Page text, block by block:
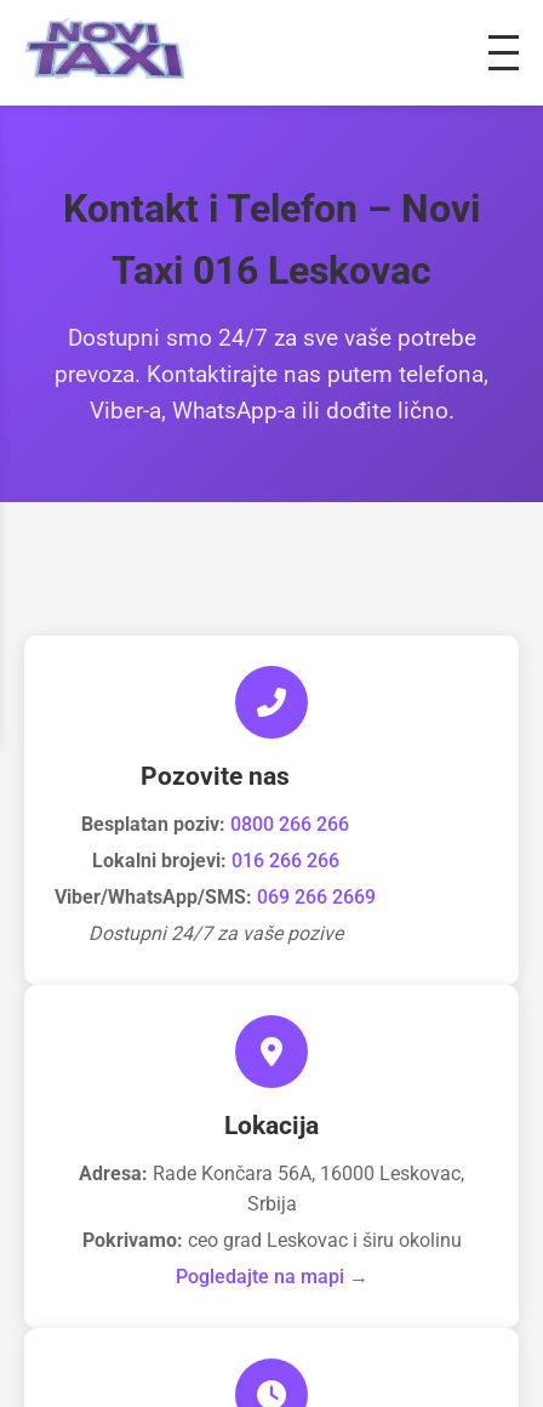
Kontakt i Telefon – Novi
Taxi 016 Leskovac
Dostupni smo 24/7 za sve vaše potrebe
prevoza. Kontaktirajte nas putem telefona,
Viber-a, WhatsApp-a ili dođite lično.
Pozovite nas
Besplatan poziv: 0800 266 266
Lokalni brojevi: 016 266 266
Viber/WhatsApp/SMS: 069 266 2669
Dostupni 24/7 za vaše pozive
Lokacija
Adresa: Rade Končara 56A, 16000 Leskovac,
Srbija
Pokrivamo: ceo grad Leskovac i širu okolinu
Pogledajte na mapi →